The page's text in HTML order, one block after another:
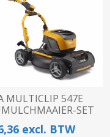
MULTICLIP 547E
SET
excl. BTW